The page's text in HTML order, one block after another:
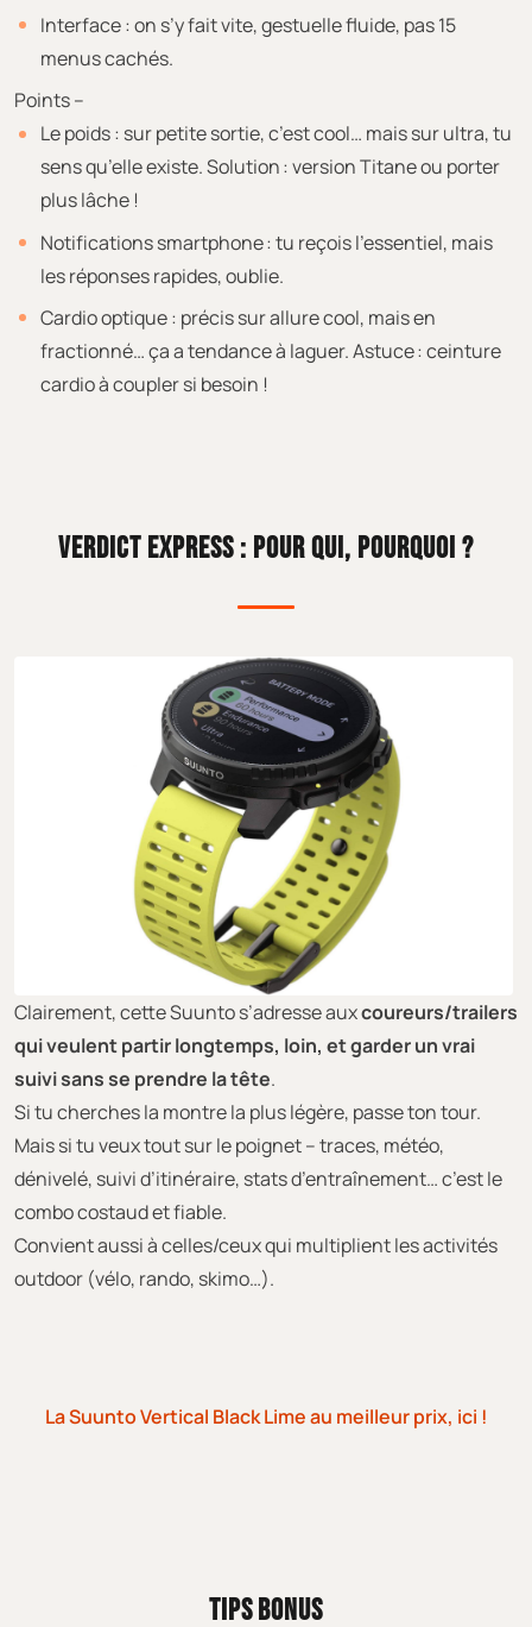
Interface : on s’y fait vite, gestuelle fluide, pas 15
menus cachés.
Points –
Le poids : sur petite sortie, c’est cool… mais sur ultra, tu
sens qu’elle existe. Solution : version Titane ou porter
plus lâche !
Notifications smartphone : tu reçois l’essentiel, mais
les réponses rapides, oublie.
Cardio optique : précis sur allure cool, mais en
fractionné… ça a tendance à laguer. Astuce : ceinture
cardio à coupler si besoin !
VERDICT EXPRESS : POUR QUI, POURQUOI ?
Clairement, cette Suunto s’adresse auxcoureurs/trailers
qui veulent partir longtemps, loin, et garder un vrai
suivi sans se prendre la tête.
Si tu cherches la montre la plus légère, passe ton tour.
Mais si tu veux tout sur le poignet – traces, météo,
dénivelé, suivi d’itinéraire, stats d’entraînement… c’est le
combo costaud et fiable.
Convient aussi à celles/ceux qui multiplient les activités
outdoor (vélo, rando, skimo…).
La Suunto Vertical Black Lime au meilleur prix, ici !
TIPS BONUS